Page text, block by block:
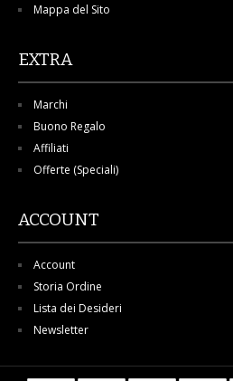
Mappa del Sito
EXTRA
Marchi
Buono Regalo
Affiliati
Offerte (Speciali)
ACCOUNT
Account
Storia Ordine
Lista dei Desideri
Newsletter